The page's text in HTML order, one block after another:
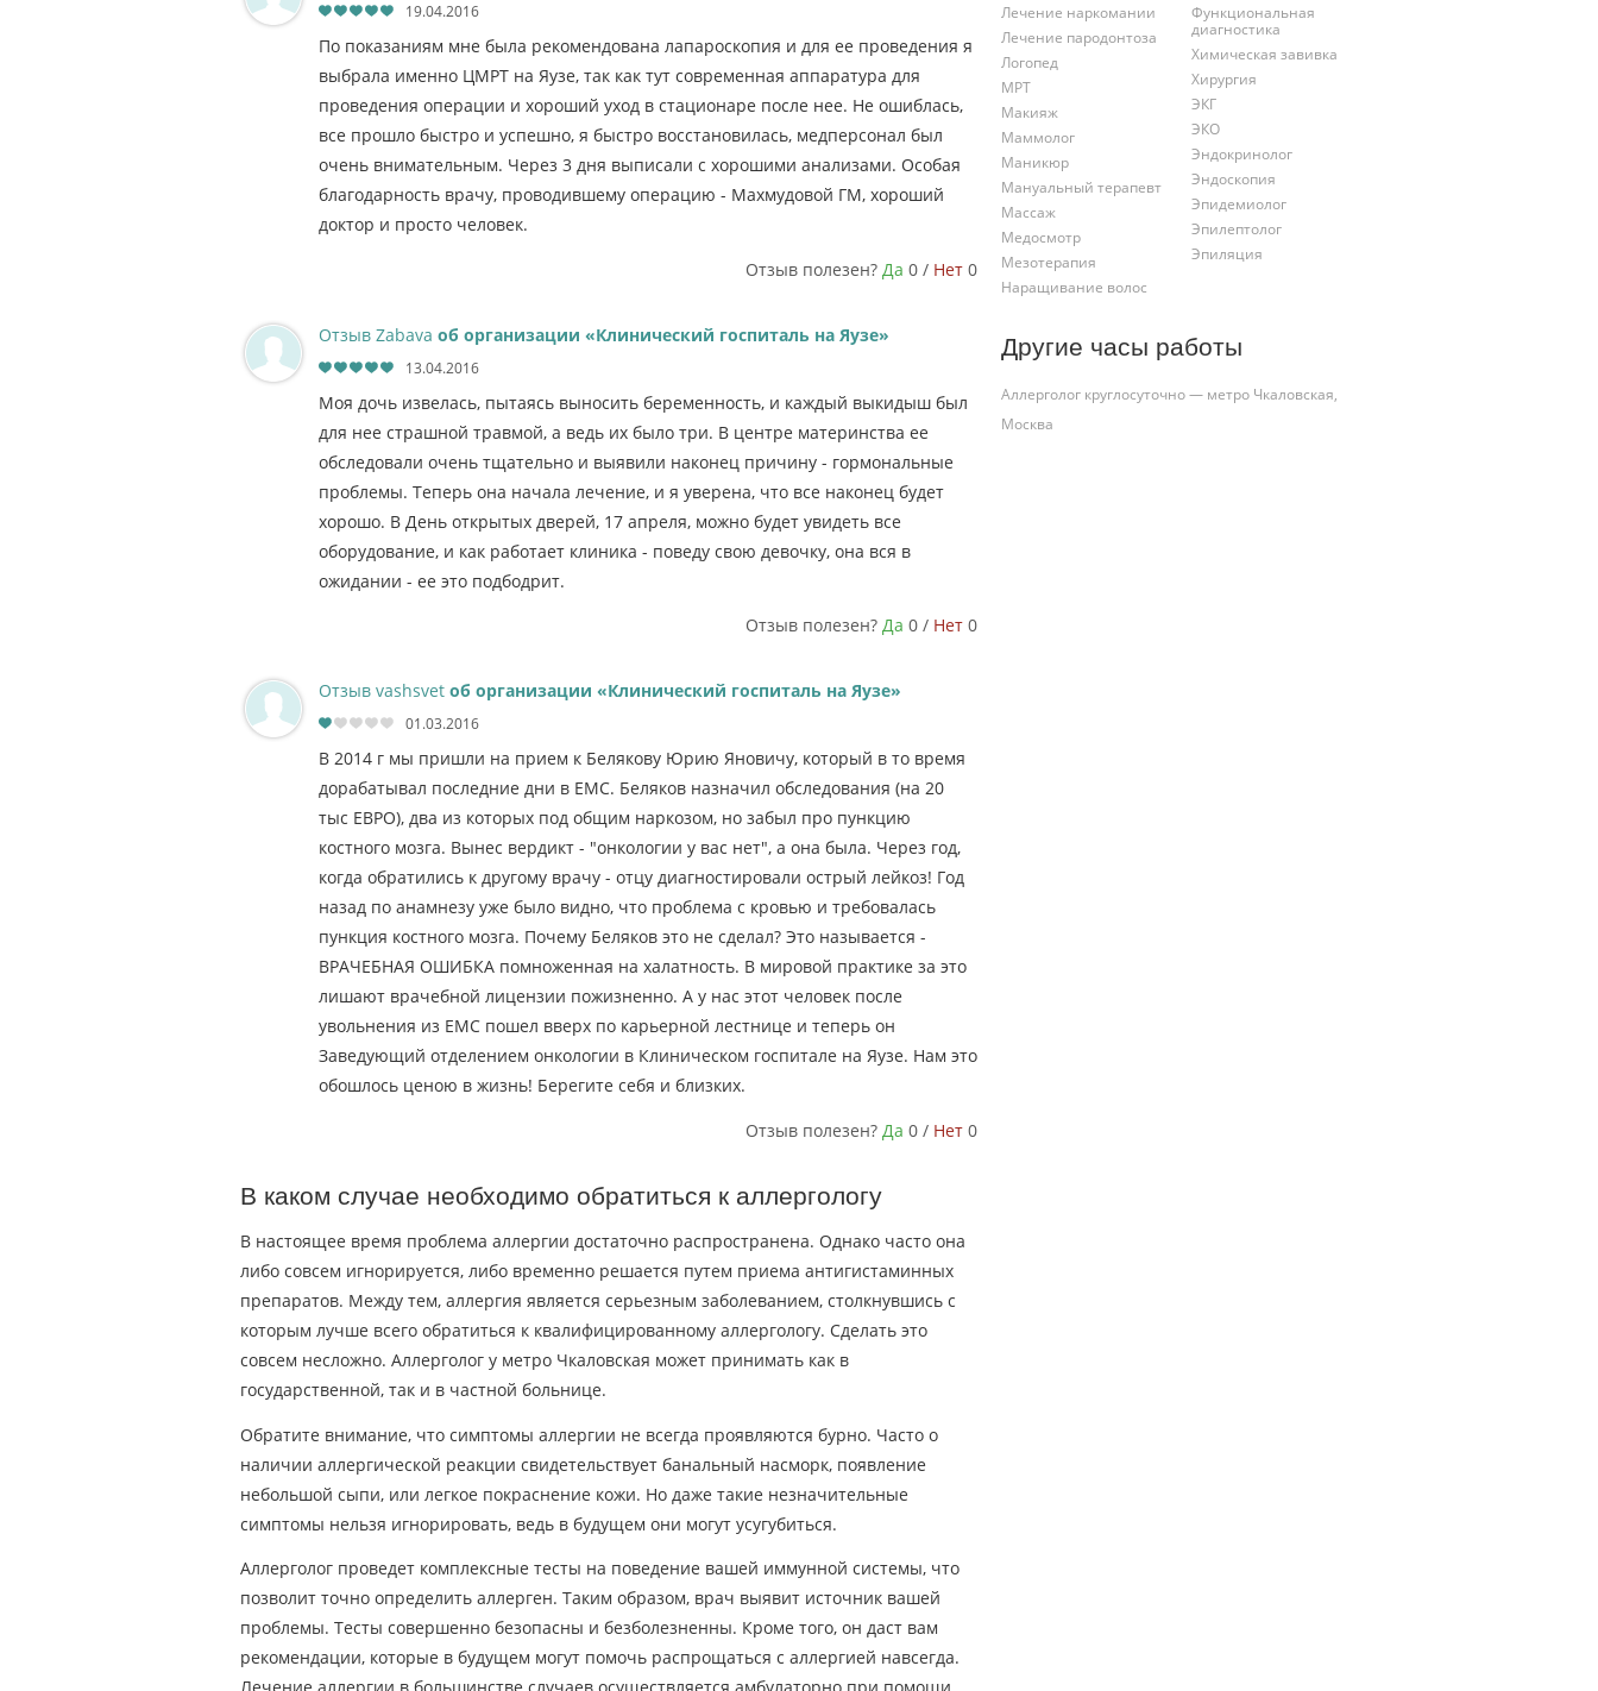
19.04.2016
По показаниям мне была рекомендована лапароскопия и для ее проведения я
выбрала именно ЦМРТ на Яузе, так как тут современная аппаратура для
проведения операции и хороший уход в стационаре после нее. Не ошиблась,
все прошло быстро и успешно, я быстро восстановилась, медперсонал был
очень внимательным. Через 3 дня выписали с хорошими анализами. Особая
благодарность врачу, проводившему операцию - Махмудовой ГМ, хороший
доктор и просто человек.
Отзыв полезен? Да 0 / Нет 0
Отзыв Zabava об организации «Клинический госпиталь на Яузе»
13.04.2016
Моя дочь извелась, пытаясь выносить беременность, и каждый выкидыш был
для нее страшной травмой, а ведь их было три. В центре материнства ее
обследовали очень тщательно и выявили наконец причину - гормональные
проблемы. Теперь она начала лечение, и я уверена, что все наконец будет
хорошо. В День открытых дверей, 17 апреля, можно будет увидеть все
оборудование, и как работает клиника - поведу свою девочку, она вся в
ожидании - ее это подбодрит.
Отзыв полезен? Да 0 / Нет 0
Отзыв vashsvet об организации «Клинический госпиталь на Яузе»
01.03.2016
В 2014 г мы пришли на прием к Белякову Юрию Яновичу, который в то время
дорабатывал последние дни в ЕМС. Беляков назначил обследования (на 20
тыс ЕВРО), два из которых под общим наркозом, но забыл про пункцию
костного мозга. Вынес вердикт - "онкологии у вас нет", а она была. Через год,
когда обратились к другому врачу - отцу диагностировали острый лейкоз! Год
назад по анамнезу уже было видно, что проблема с кровью и требовалась
пункция костного мозга. Почему Беляков это не сделал? Это называется -
ВРАЧЕБНАЯ ОШИБКА помноженная на халатность. В мировой практике за это
лишают врачебной лицензии пожизненно. А у нас этот человек после
увольнения из ЕМС пошел вверх по карьерной лестнице и теперь он
Заведующий отделением онкологии в Клиническом госпитале на Яузе. Нам это
обошлось ценою в жизнь! Берегите себя и близких.
Отзыв полезен? Да 0 / Нет 0
В каком случае необходимо обратиться к аллергологу
В настоящее время проблема аллергии достаточно распространена. Однако часто она
либо совсем игнорируется, либо временно решается путем приема антигистаминных
препаратов. Между тем, аллергия является серьезным заболеванием, столкнувшись с
которым лучше всего обратиться к квалифицированному аллергологу. Сделать это
совсем несложно. Аллерголог у метро Чкаловская может принимать как в
государственной, так и в частной больнице.
Обратите внимание, что симптомы аллергии не всегда проявляются бурно. Часто о
наличии аллергической реакции свидетельствует банальный насморк, появление
небольшой сыпи, или легкое покраснение кожи. Но даже такие незначительные
симптомы нельзя игнорировать, ведь в будущем они могут усугубиться.
Аллерголог проведет комплексные тесты на поведение вашей иммунной системы, что
позволит точно определить аллерген. Таким образом, врач выявит источник вашей
проблемы. Тесты совершенно безопасны и безболезненны. Кроме того, он даст вам
рекомендации, которые в будущем могут помочь распрощаться с аллергией навсегда.
Лечение наркомании
Лечение пародонтоза
Логопед
МРТ
Макияж
Маммолог
Маникюр
Мануальный терапевт
Массаж
Медосмотр
Мезотерапия
Наращивание волос
Функциональная
диагностика
Химическая завивка
Хирургия
ЭКГ
ЭКО
Эндокринолог
Эндоскопия
Эпидемиолог
Эпилептолог
Эпиляция
Другие часы работы
Аллерголог круглосуточно — метро Чкаловская,
Москва